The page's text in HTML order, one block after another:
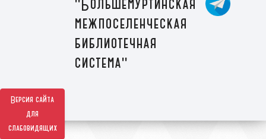
Версия сайта
для
слабовидящих
"Большемуртинская
межпоселенческая
библиотечная
система"